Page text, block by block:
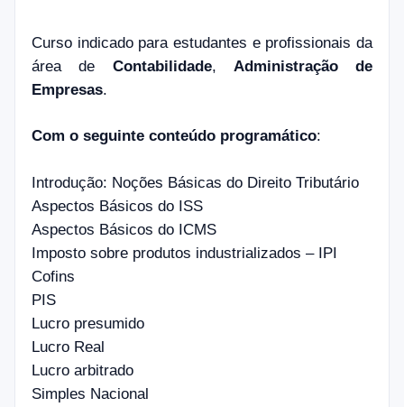
Curso indicado para estudantes e profissionais da
área de Contabilidade, Administração de
Empresas.
Com o seguinte conteúdo programático:
Introdução: Noções Básicas do Direito Tributário
Aspectos Básicos do ISS
Aspectos Básicos do ICMS
Imposto sobre produtos industrializados – IPI
Cofins
PIS
Lucro presumido
Lucro Real
Lucro arbitrado
Simples Nacional